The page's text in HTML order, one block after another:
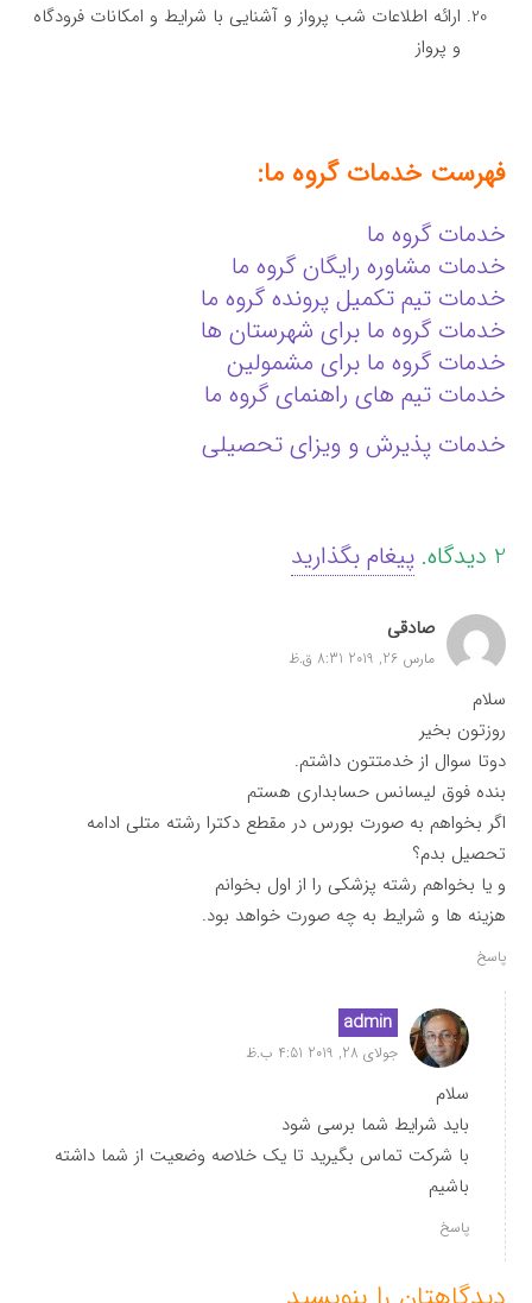
ارائه اطلاعات شب پرواز و آشنایی با شرایط و امکانات فرودگاه
و پرواز
فهرست خدمات گروه ما:
خدمات گروه ما
خدمات مشاوره رایگان گروه ما
خدمات تیم تکمیل پرونده گروه ما
خدمات گروه ما برای شهرستان ها
خدمات گروه ما برای مشمولین
خدمات تیم های راهنمای گروه ما
خدمات پذیرش و ویزای تحصیلی
2 دیدگاه. پیغام بگذارید
صادقی
مارس 26, 2019 8:31 ق.ظ
سلام
روزتون بخیر
دوتا سوال از خدمتتون داشتم.
بنده فوق لیسانس حسابداری هستم
اگر بخواهم به صورت بورس در مقطع دکترا رشته متلی ادامه
تحصیل بدم؟
و یا بخواهم رشته پزشکی را از اول بخوانم
هزینه ها و شرایط به چه صورت خواهد بود.
پاسخ
admin
جولای 28, 2019 4:51 ب.ظ
سلام
باید شرایط شما برسی شود
با شرکت تماس بگیرید تا یک خلاصه وضعیت از شما داشته
باشیم
پاسخ